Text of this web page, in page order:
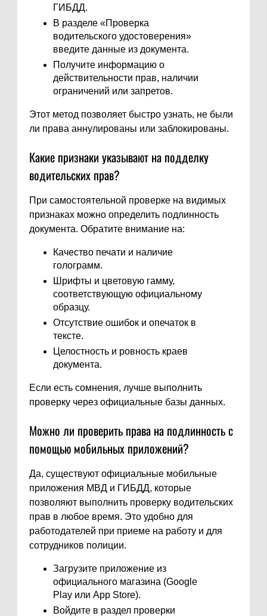
ГИБДД.
В разделе «Проверка
водительского удостоверения»
введите данные из документа.
Получите информацию о
действительности прав, наличии
ограничений или запретов.
Этот метод позволяет быстро узнать, не были
ли права аннулированы или заблокированы.
Какие признаки указывают на подделку
водительских прав?
При самостоятельной проверке на видимых
признаках можно определить подлинность
документа. Обратите внимание на:
Качество печати и наличие
голограмм.
Шрифты и цветовую гамму,
соответствующую официальному
образцу.
Отсутствие ошибок и опечаток в
тексте.
Целостность и ровность краев
документа.
Если есть сомнения, лучше выполнить
проверку через официальные базы данных.
Можно ли проверить права на подлинность с
помощью мобильных приложений?
Да, существуют официальные мобильные
приложения МВД и ГИБДД, которые
позволяют выполнить проверку водительских
прав в любое время. Это удобно для
работодателей при приеме на работу и для
сотрудников полиции.
Загрузите приложение из
официального магазина (Google
Play или App Store).
Войдите в раздел проверки